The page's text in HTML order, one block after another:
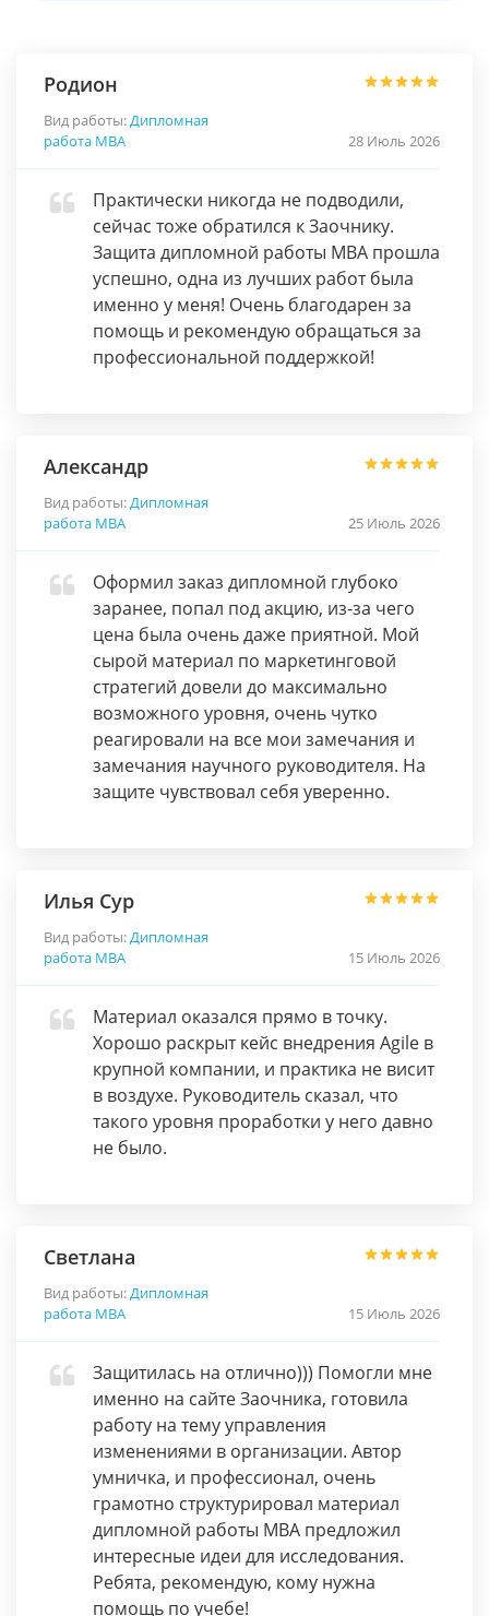
Родион
Вид работы:Дипломная
работа МВА
28 Июль 2026
Практически никогда не подводили,
сейчас тоже обратился к Заочнику.
Защита дипломной работы МВА прошла
успешно, одна из лучших работ была
именно у меня! Очень благодарен за
помощь и рекомендую обращаться за
профессиональной поддержкой!
Александр
Вид работы:Дипломная
работа МВА
25 Июль 2026
Оформил заказ дипломной глубоко
заранее, попал под акцию, из-за чего
цена была очень даже приятной. Мой
сырой материал по маркетинговой
стратегий довели до максимально
возможного уровня, очень чутко
реагировали на все мои замечания и
замечания научного руководителя. На
защите чувствовал себя уверенно.
Илья Сур
Вид работы:Дипломная
работа МВА
15 Июль 2026
Материал оказался прямо в точку.
Хорошо раскрыт кейс внедрения Agile в
крупной компании, и практика не висит
в воздухе. Руководитель сказал, что
такого уровня проработки у него давно
не было.
Светлана
Вид работы:Дипломная
работа МВА
15 Июль 2026
Защитилась на отлично))) Помогли мне
именно на сайте Заочника, готовила
работу на тему управления
изменениями в организации. Автор
умничка, и профессионал, очень
грамотно структурировал материал
дипломной работы MBA предложил
интересные идеи для исследования.
Ребята, рекомендую, кому нужна
помощь по учебе!